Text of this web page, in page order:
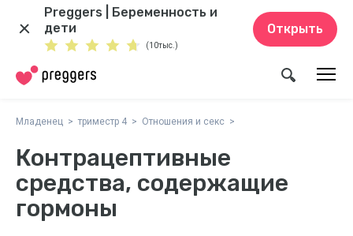
Preggers | Беременность и
дети
(10тыс.)
Открыть
Младенец триместр 4 Отношения и секс
Контрацептивные
средства, содержащие
гормоны